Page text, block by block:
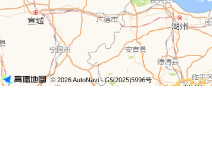
© 2026 AutoNavi- GS(2025)5996号